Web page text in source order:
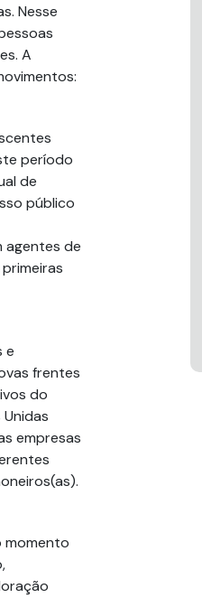
Nesse
A
período
de
público
agentes de
e
frentes
do
empresas
momento